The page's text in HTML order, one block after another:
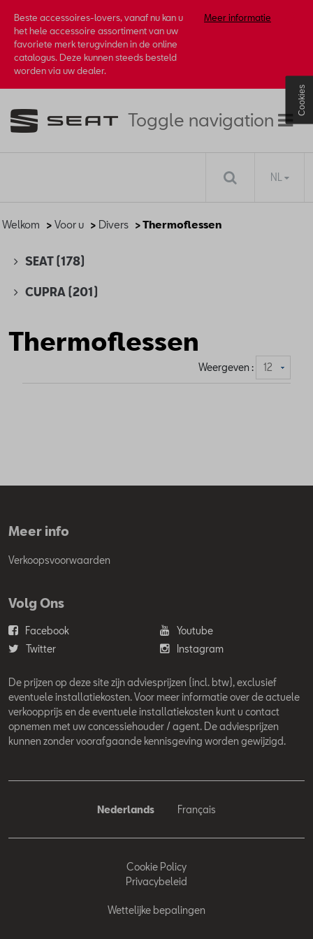
Beste accessoires-lovers, vanaf nu kan u
het hele accessoire assortiment van uw
favoriete merk terugvinden in de online
catalogus. Deze kunnen steeds besteld
worden via uw dealer.
Meer informatie
Toggle navigation
NL
Welkom > Voor u > Divers > Thermoflessen
SEAT (178)
CUPRA (201)
Thermoflessen
Weergeven :
Meer info
Verkoopsvoorwaarden
Volg Ons
Facebook
Youtube
Twitter
Instagram
De prijzen op deze site zijn adviesprijzen (incl. btw), exclusief
eventuele installatiekosten. Voor meer informatie over de actuele
verkoopprijs en de eventuele installatiekosten kunt u contact
opnemen met uw concessiehouder / agent. De adviesprijzen
kunnen zonder voorafgaande kennisgeving worden gewijzigd.
Wettelijke bepalingen
Cookie Policy
Privacybeleid
Nederlands Français
Cookies